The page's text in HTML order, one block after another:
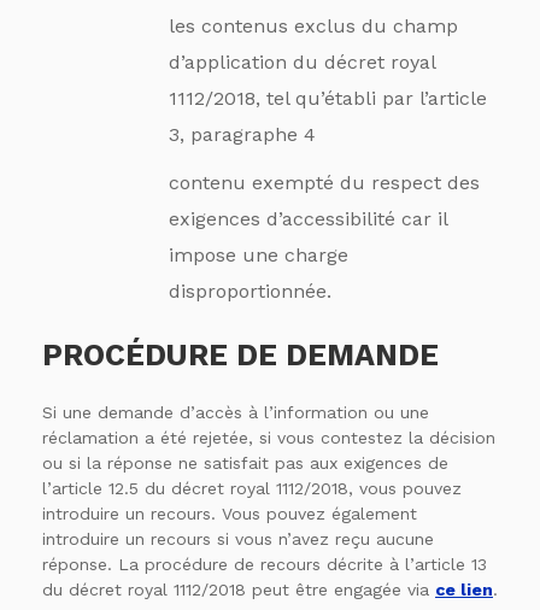
les contenus exclus du champ
d’application du décret royal
1112/2018, tel qu’établi par l’article
3, paragraphe 4
contenu exempté du respect des
exigences d’accessibilité car il
impose une charge
disproportionnée.
PROCÉDURE DE DEMANDE
Si une demande d’accès à l’information ou une
réclamation a été rejetée, si vous contestez la décision
ou si la réponse ne satisfait pas aux exigences de
l’article 12.5 du décret royal 1112/2018, vous pouvez
introduire un recours. Vous pouvez également
introduire un recours si vous n’avez reçu aucune
réponse. La procédure de recours décrite à l’article 13
du décret royal 1112/2018 peut être engagée via ce lien.